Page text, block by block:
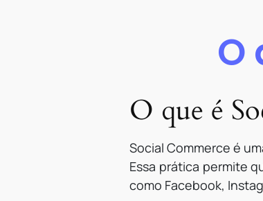
O
O que é
Social Commerce é
Essa prática permite
como Facebook,